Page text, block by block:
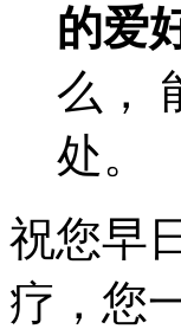
的爱
么，
处。
祝您早
疗，您